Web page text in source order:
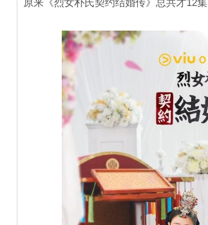
原来《烈女朴氏契约结婚传》总共才12集